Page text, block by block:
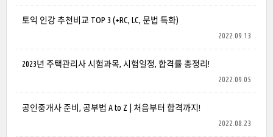
토익 인강 추천비교 TOP 3 (+RC, LC, 문법 특화)
2022.09.13
2023년 주택관리사 시험과목, 시험일정, 합격률 총정리!
2022.09.05
공인중개사 준비, 공부법 A to Z | 처음부터 합격까지!
2022.08.23